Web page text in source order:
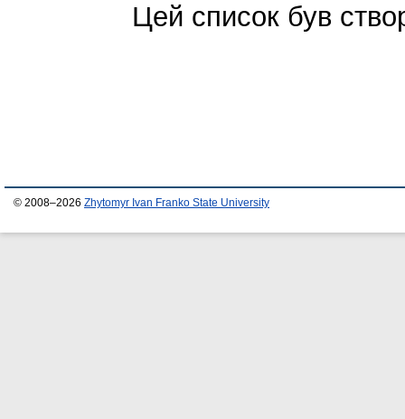
Цей список був
© 2008–2026 Zhytomyr Ivan Franko State University